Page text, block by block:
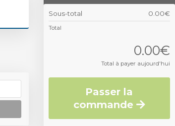
Sous-total 0.00€
Total
0.00€
Total à payer aujourd'hui
Passer la
commande